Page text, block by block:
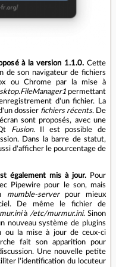
à la version 1.1.0. Cette
de son navigateur de fichiers
ou Chrome par la mise à
permettant
d'un fichier. La
dossier fichiers récents. De
sont proposés, avec une
Fusion. Il est possible de
Dans la barre de statut,
d'afficher le pourcentage de
également mis à jour. Pour
Pipewire pour le son, mais
mumble-serverpour mieux
De même le fichier de
à /etc/murmur.ini. Sinon
nouveau système de plugins
ou la mise à jour de ceux-ci
fait son apparition pour
Une nouvelle petite
l'identification du locuteur